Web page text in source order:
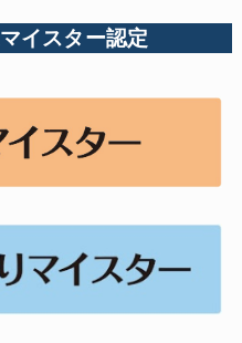
イスター認定